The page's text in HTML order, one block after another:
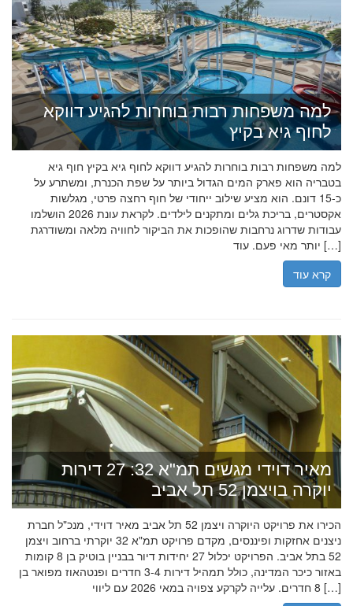
למה משפחות רבות בוחרות להגיע דווקא
לחוף גיא בקיץ
למה משפחות רבות בוחרות להגיע דווקא לחוף גיא בקיץ חוף גיא
בטבריה הוא פארק המים הגדול ביותר על שפת הכנרת, ומשתרע על
כ-15 דונם. הוא מציע שילוב ייחודי של חוף רחצה פרטי, מגלשות
אקסטרים, בריכת גלים ומתקנים לילדים. לקראת עונת 2026 הושלמו
עבודות שדרוג נרחבות שהופכות את הביקור לחוויה מלאה ומשודרגת
יותר מאי פעם. עוד […]
קרא עוד
מאיר דוידי מגשים תמ"א 32: 27 דירות
יוקרה בויצמן 52 תל אביב
הכירו את פרויקט היוקרה ויצמן 52 תל אביב מאיר דוידי, מנכ"ל חברת
ניצנים אחזקות ופיננסים, מקדם פרויקט תמ"א 32 יוקרתי ברחוב ויצמן
52 בתל אביב. הפרויקט יכלול 27 יחידות דיור בבניין בוטיק בן 8 קומות
באזור כיכר המדינה, כולל תמהיל דירות 3-4 חדרים ופנטהאוז מפואר בן
8 חדרים. עלייה לקרקע צפויה במאי 2026 עם ליווי […]